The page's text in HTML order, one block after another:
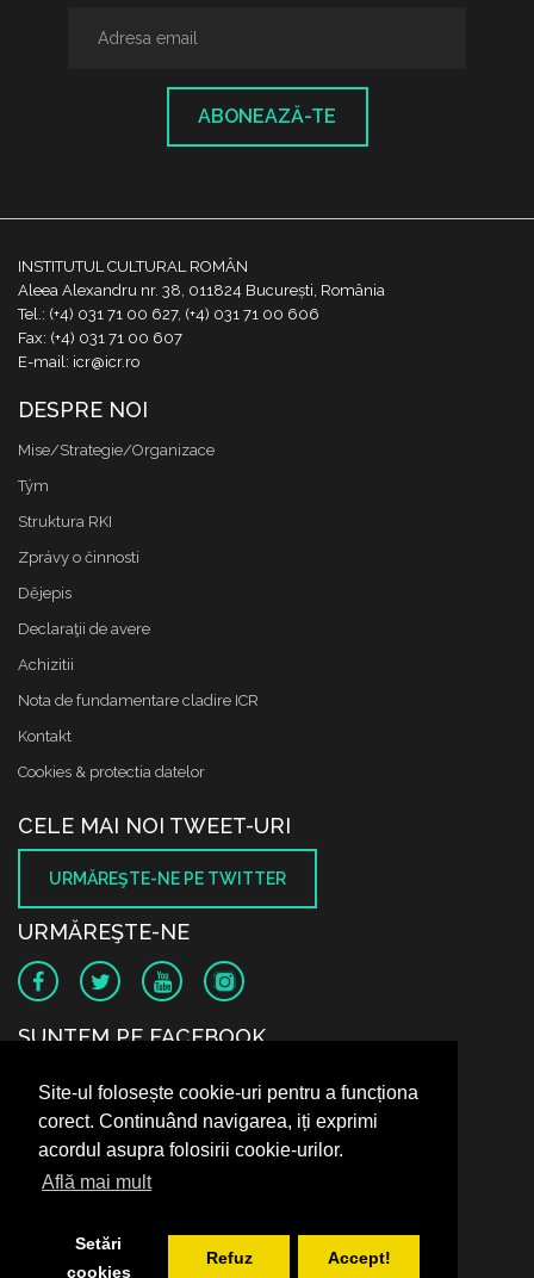
Site-ul folosește cookie-uri pentru a funcționa
corect. Continuând navigarea, iți exprimi
acordul asupra folosirii cookie-urilor.
Află mai mult
Setări
cookies
Refuz Accept!
ABONEAZĂ-TE
INSTITUTUL CULTURAL ROMÂN
Aleea Alexandru nr. 38, 011824 București, România
Tel.: (+4) 031 71 00 627, (+4) 031 71 00 606
Fax: (+4) 031 71 00 607
E-mail: icr@icr.ro
DESPRE NOI
Mise/Strategie/Organizace
Tým
Struktura RKI
Zprávy o činnosti
Dějepis
Declaraţii de avere
Achizitii
Nota de fundamentare cladire ICR
Kontakt
Cookies & protectia datelor
CELE MAI NOI TWEET-URI
URMĂREŞTE-NE PE TWITTER
URMĂREŞTE-NE
SUNTEM PE FACEBOOK